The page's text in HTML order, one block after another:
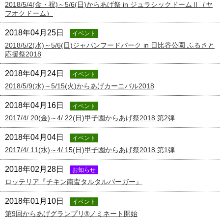
2018/5/4(金・祝)～5/6(日)からあげ祭 in ジュラシックドームⅡ（ヤ
フオクドーム）
2018年04月25日 イベント
2018/5/2(水)～5/6(日)ジャパンフードパーク in 日比谷公園 ふるさと
応援祭2018
2018年04月24日 イベント
2018/5/9(水)～5/15(火)からあげカーニバル2018
2018年04月16日 イベント
2017/4/ 20(金)～4/ 22(日)甲子園からあげ祭2018 第2弾
2018年04月04日 イベント
2017/4/ 11(水)～4/ 15(日)甲子園からあげ祭2018 第1弾
2018年02月28日 お知らせ
ロッテリア『チキン南蛮タルタルバーガー』
2018年01月10日 イベント
第9回からあげグランプリ®ノミネート開始